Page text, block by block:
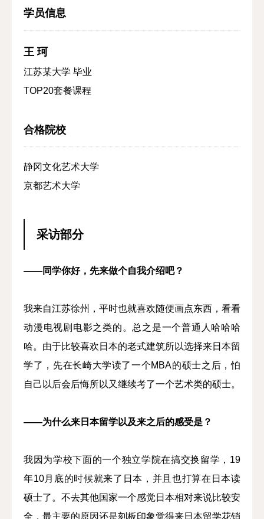
学员信息
王 珂
江苏某大学 毕业
TOP20套餐课程
合格院校
静冈文化艺术大学
京都艺术大学
采访部分
——同学你好，先来做个自我介绍吧？
我来自江苏徐州，平时也就喜欢随便画点东西，看看
动漫电视剧电影之类的。总之是一个普通人哈哈哈
哈。由于比较喜欢日本的老式建筑所以选择来日本留
学了，先在长崎大学读了一个MBA的硕士之后，怕
自己以后会后悔所以又继续考了一个艺术类的硕士。
——为什么来日本留学以及来之后的感受是？
我因为学校下面的一个独立学院在搞交换留学，19
年10月底的时候就来了日本，并且也打算在日本读
硕士了。不去其他国家一个感觉日本相对来说比较安
全，最主要的原因还是刻板印象觉得来日本留学花销